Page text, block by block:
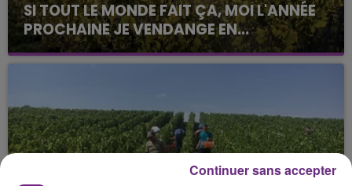
SI TOUT LE MONDE FAIT ÇA, MOI L'ANNÉE
PROCHAINE JE VENDANGE EN...
La vendange en Champagne a débuté ce jeudi 6
août dans la commune de Montgueux (Aube). Du
Continuer sans accepter